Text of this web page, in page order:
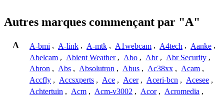
Autres marques commençant par "A"
A A-bmi , A-link , A-mtk , A1webcam , A4tech , Aanke ,
Abelcam , Abient Weather , Abo , Abr , Abr Security ,
Abron , Abs , Absolutron , Abus , Ac38xx , Acam ,
Accfly , Accsxperts , Ace , Acer , Aceri-bcn , Acesee ,
Achtertuin , Acm , Acm-v3002 , Acor , Acromedia ,